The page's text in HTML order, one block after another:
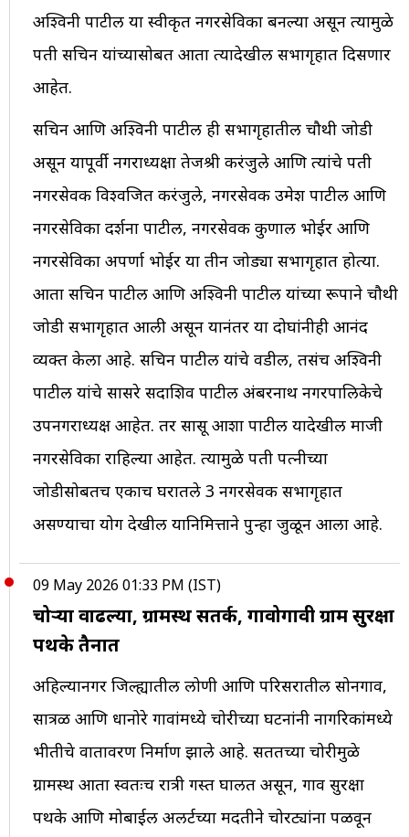
अश्विनी पाटील या स्वीकृत नगरसेविका बनल्या असून त्यामुळे
पती सचिन यांच्यासोबत आता त्यादेखील सभागृहात दिसणार
आहेत.
सचिन आणि अश्विनी पाटील ही सभागृहातील चौथी जोडी
असून यापूर्वी नगराध्यक्षा तेजश्री करंजुले आणि त्यांचे पती
नगरसेवक विश्वजित करंजुले, नगरसेवक उमेश पाटील आणि
नगरसेविका दर्शना पाटील, नगरसेवक कुणाल भोईर आणि
नगरसेविका अपर्णा भोईर या तीन जोड्या सभागृहात होत्या.
आता सचिन पाटील आणि अश्विनी पाटील यांच्या रूपाने चौथी
जोडी सभागृहात आली असून यानंतर या दोघांनीही आनंद
व्यक्त केला आहे. सचिन पाटील यांचे वडील, तसंच अश्विनी
पाटील यांचे सासरे सदाशिव पाटील अंबरनाथ नगरपालिकेचे
उपनगराध्यक्ष आहेत. तर सासू आशा पाटील यादेखील माजी
नगरसेविका राहिल्या आहेत. त्यामुळे पती पत्नीच्या
जोडीसोबतच एकाच घरातले 3 नगरसेवक सभागृहात
असण्याचा योग देखील यानिमित्ताने पुन्हा जुळून आला आहे.
09 May 2026 01:33 PM (IST)
चोऱ्या वाढल्या, ग्रामस्थ सतर्क, गावोगावी ग्राम सुरक्षा
पथके तैनात
अहिल्यानगर जिल्ह्यातील लोणी आणि परिसरातील सोनगाव,
सात्रळ आणि धानोरे गावांमध्ये चोरीच्या घटनांनी नागरिकांमध्ये
भीतीचे वातावरण निर्माण झाले आहे. सततच्या चोरीमुळे
ग्रामस्थ आता स्वतःच रात्री गस्त घालत असून, गाव सुरक्षा
पथके आणि मोबाईल अलर्टच्या मदतीने चोरट्यांना पळवून